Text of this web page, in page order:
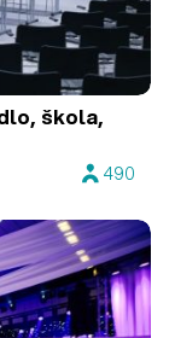
škola,
490